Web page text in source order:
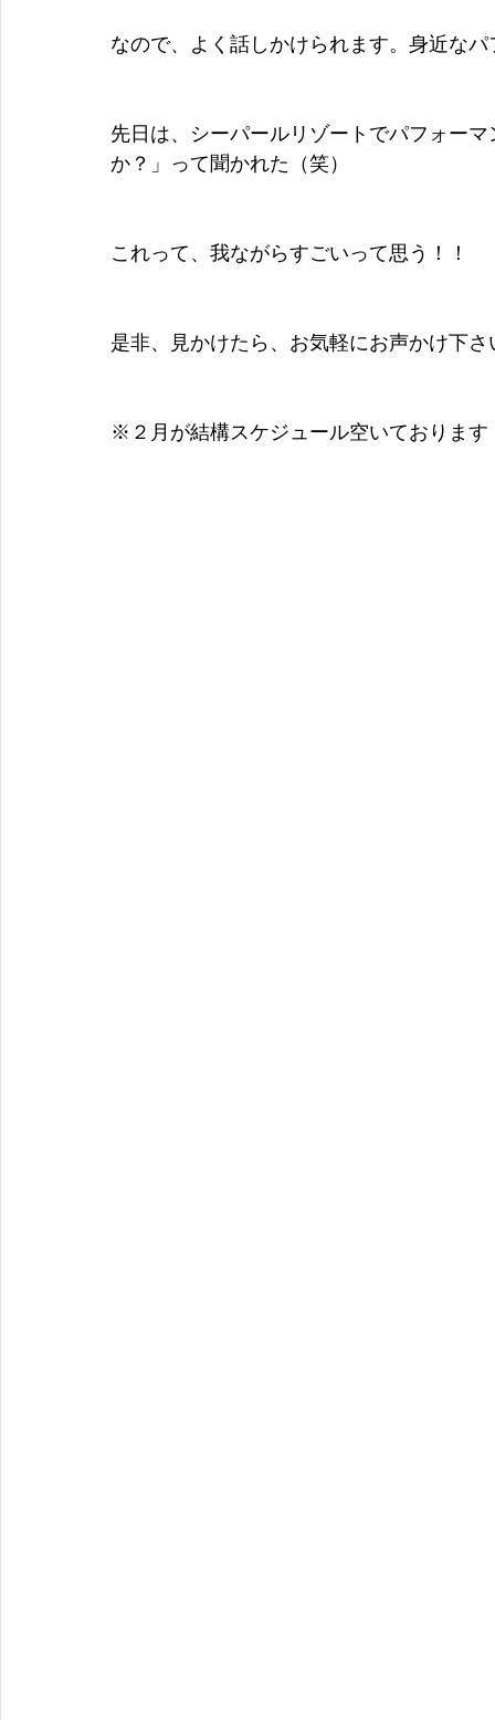
なので、よく話しかけられます。身近な
先日は、シーパールリゾートでパフォー
か？」って聞かれた（笑）
これって、我ながらすごいって思う！！
是非、見かけたら、お気軽にお声かけ下さ
※２月が結構スケジュール空いておりま